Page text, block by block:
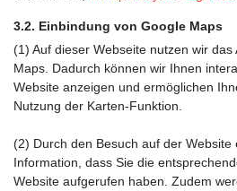
3.2. Einbindung von Google Maps
(1) Auf dieser Webseite nutzen wir
Maps. Dadurch können wir Ihnen
Website anzeigen und ermöglichen
Nutzung der Karten-Funktion.
(2) Durch den Besuch auf der Website
Information, dass Sie die
Website aufgerufen haben. Zudem